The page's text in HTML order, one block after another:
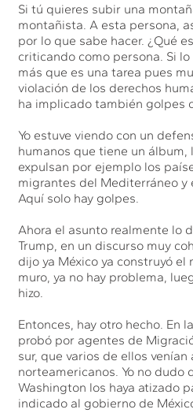
Si tú quieres subir una
montañista. A esta persona,
por lo que sabe hacer. ¿Qué
criticando como persona. Si
más que es una tarea pues
violación de los derechos
ha implicado también golpes
Yo estuve viendo con un
humanos que tiene un álbum,
expulsan por ejemplo los
migrantes del Mediterráneo y
Aquí solo hay golpes.
Ahora el asunto realmente lo
Trump, en un discurso muy
dijo ya México ya construyó el
muro, ya no hay problema,
hizo.
Entonces, hay otro hecho. En
probó por agentes de
sur, que varios de ellos venían
norteamericanos. Yo no dudo
Washington los haya atizado
indicado al gobierno de